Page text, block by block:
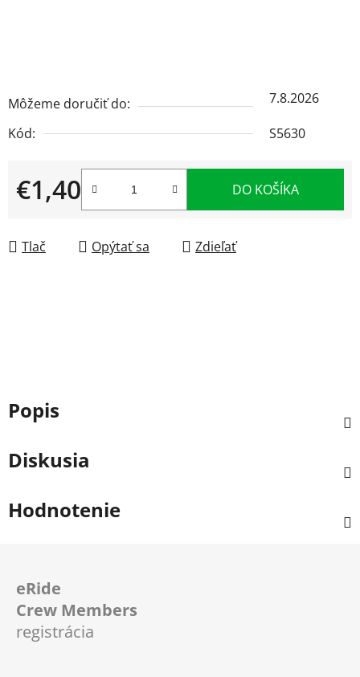
Môžeme doručiť do:
7.8.2026
Kód:
S5630
€1,40
Jednotková cena:
DO KOŠÍKA
Tlač Opýtať sa Zdieľať
Popis
Diskusia
Hodnotenie
eRide
Crew Members
registrácia